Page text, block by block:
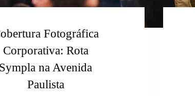
Fotográfica
Corporativa: Rota
Sympla na Avenida
Paulista